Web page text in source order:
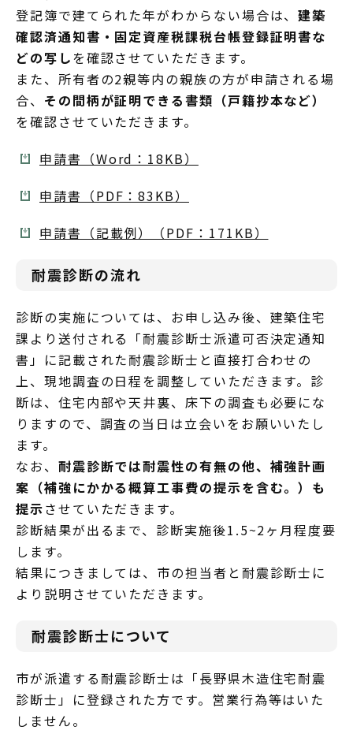
登記簿で建てられた年がわからない場合は、建築
確認済通知書・固定資産税課税台帳登録証明書な
どの写しを確認させていただきます。
また、所有者の2親等内の親族の方が申請される場
合、 その間柄が証明できる書類（戸籍抄本など）
を確認させていただきます。
申請書（Word：18KB）
申請書（PDF：83KB）
申請書（記載例）（PDF：171KB）
耐震診断の流れ
診断の実施については、お申し込み後、建築住宅
課より送付される「耐震診断士派遣可否決定通知
書」に記載された耐震診断士と直接打合わせの
上、現地調査の日程を調整していただきます。診
断は、住宅内部や天井裏、床下の調査も必要にな
りますので、調査の当日は立会いをお願いいたし
ます。
なお、 耐震診断では耐震性の有無の他、補強計画
案（補強にかかる概算工事費の提示を含む。）も
提示させていただきます。
診断結果が出るまで、診断実施後1.5~2ヶ月程度要
します。
結果につきましては、市の担当者と耐震診断士に
より説明させていただきます。
耐震診断士について
市が派遣する耐震診断士は「長野県木造住宅耐震
診断士」に登録された方です。営業行為等はいた
しません。